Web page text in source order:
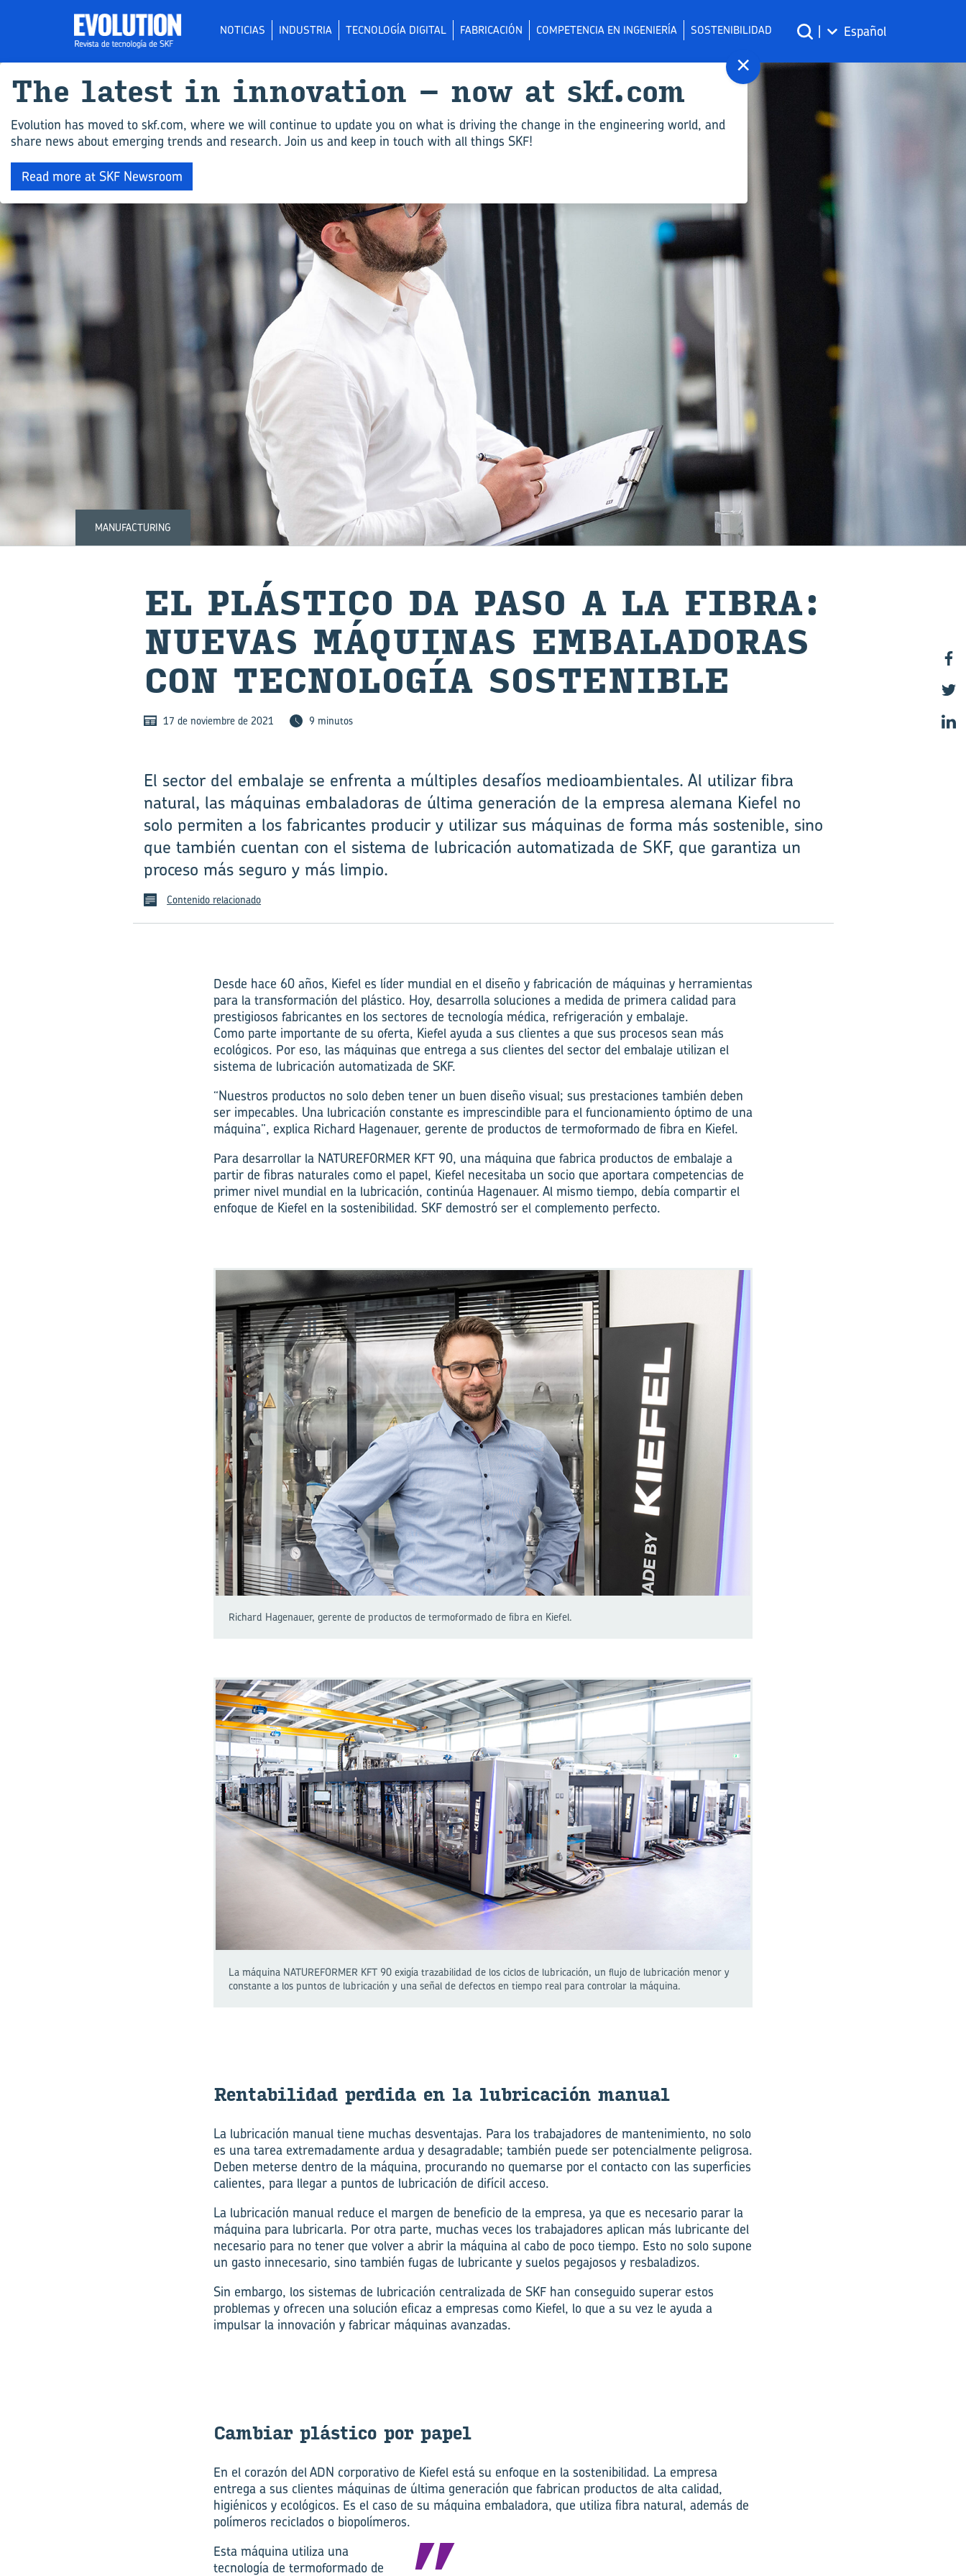
NOTICIAS INDUSTRIA TECNOLOGÍA DIGITAL FABRICACIÓN COMPETENCIA EN INGENIERÍA SOSTENIBILIDAD | Español
MANUFACTURING
EL PLÁS­TI­CO DA PASO A LA FIBRA:
NUE­VAS MÁ­QUI­NAS EM­BA­LA­DO­RAS
CON TEC­NO­LO­GÍA SOS­TE­NI­BLE
17 de noviembre de 2021 9 minutos
El sector del embalaje se enfrenta a múltiples desafíos medioambientales. Al utilizar fibra
natural, las máquinas embaladoras de última generación de la empresa alemana Kiefel no
solo permiten a los fabricantes producir y utilizar sus máquinas de forma más sostenible, sino
que también cuentan con el sistema de lubricación automatizada de SKF, que garantiza un
proceso más seguro y más limpio.
Contenido relacionado
Desde hace 60 años, Kiefel es líder mundial en el diseño y fabricación de máquinas y herramientas
para la transformación del plástico. Hoy, desarrolla soluciones a medida de primera calidad para
prestigiosos fabricantes en los sectores de tecnología médica, refrigeración y embalaje.
Como parte importante de su oferta, Kiefel ayuda a sus clientes a que sus procesos sean más
ecológicos. Por eso, las máquinas que entrega a sus clientes del sector del embalaje utilizan el
sistema de lubricación automatizada de SKF.
“Nuestros productos no solo deben tener un buen diseño visual; sus prestaciones también deben
ser impecables. Una lubricación constante es imprescindible para el funcionamiento óptimo de una
máquina”, explica Richard Hagenauer, gerente de productos de termoformado de fibra en Kiefel.
Para desarrollar la NATUREFORMER KFT 90, una máquina que fabrica productos de embalaje a
partir de fibras naturales como el papel, Kiefel necesitaba un socio que aportara competencias de
primer nivel mundial en la lubricación, continúa Hagenauer. Al mismo tiempo, debía compartir el
enfoque de Kiefel en la sostenibilidad. SKF demostró ser el complemento perfecto.
Richard Hagenauer, gerente de productos de termoformado de fibra en Kiefel.
La máquina NATUREFORMER KFT 90 exigía trazabilidad de los ciclos de lubricación, un flujo de lubricación menor y
constante a los puntos de lubricación y una señal de defectos en tiempo real para controlar la máquina.
Ren­ta­bi­li­dad per­di­da en la lu­bri­ca­ción ma­nual
La lubricación manual tiene muchas desventajas. Para los trabajadores de mantenimiento, no solo
es una tarea extremadamente ardua y desagradable; también puede ser potencialmente peligrosa.
Deben meterse dentro de la máquina, procurando no quemarse por el contacto con las superficies
calientes, para llegar a puntos de lubricación de difícil acceso.
La lubricación manual reduce el margen de beneficio de la empresa, ya que es necesario parar la
máquina para lubricarla. Por otra parte, muchas veces los trabajadores aplican más lubricante del
necesario para no tener que volver a abrir la máquina al cabo de poco tiempo. Esto no solo supone
un gasto innecesario, sino también fugas de lubricante y suelos pegajosos y resbaladizos.
Sin embargo, los sistemas de lubricación centralizada de SKF han conseguido superar estos
problemas y ofrecen una solución eficaz a empresas como Kiefel, lo que a su vez le ayuda a
impulsar la innovación y fabricar máquinas avanzadas.
Cam­biar plás­ti­co por papel
En el corazón del ADN corporativo de Kiefel está su enfoque en la sostenibilidad. La empresa
entrega a sus clientes máquinas de última generación que fabrican productos de alta calidad,
higiénicos y ecológicos. Es el caso de su máquina embaladora, que utiliza fibra natural, además de
polímeros reciclados o biopolímeros.
Esta máquina utiliza una
tecnología de termoformado de
×
The la­test in in­no­va­tion – now at skf.com
Evolution has moved to skf.com, where we will continue to update you on what is driving the change in the engineering world, and
share news about emerging trends and research. Join us and keep in touch with all things SKF!
Read more at SKF Newsroom